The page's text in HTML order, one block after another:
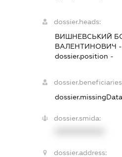
dossier.heads:
ВИШНЕВСЬКИЙ
ВАЛЕНТИНОВИЧ -
dossier.position -
dossier.missingData
dossier.smida:
dossier.address: